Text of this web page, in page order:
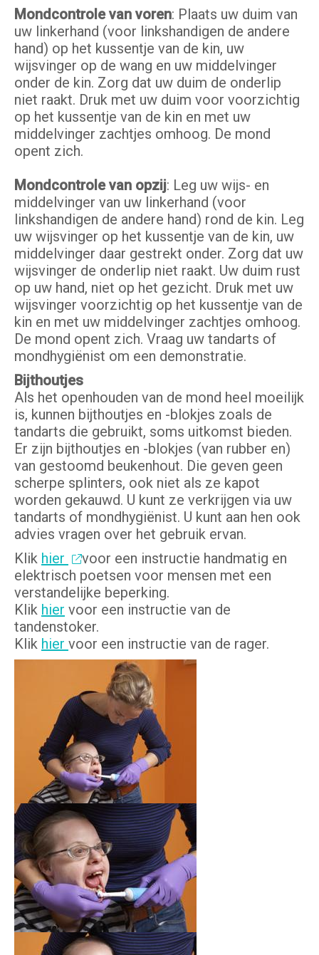
Mondcontrole van voren: Plaats uw duim van
uw linkerhand (voor linkshandigen de andere
hand) op het kussentje van de kin, uw
wijsvinger op de wang en uw middelvinger
onder de kin. Zorg dat uw duim de onderlip
niet raakt. Druk met uw duim voor voorzichtig
op het kussentje van de kin en met uw
middelvinger zachtjes omhoog. De mond
opent zich.
Mondcontrole van opzij: Leg uw wijs- en
middelvinger van uw linkerhand (voor
linkshandigen de andere hand) rond de kin. Leg
uw wijsvinger op het kussentje van de kin, uw
middelvinger daar gestrekt onder. Zorg dat uw
wijsvinger de onderlip niet raakt. Uw duim rust
op uw hand, niet op het gezicht. Druk met uw
wijsvinger voorzichtig op het kussentje van de
kin en met uw middelvinger zachtjes omhoog.
De mond opent zich. Vraag uw tandarts of
mondhygiënist om een demonstratie.
Bijthoutjes
Als het openhouden van de mond heel moeilijk
is, kunnen bijthoutjes en -blokjes zoals de
tandarts die gebruikt, soms uitkomst bieden.
Er zijn bijthoutjes en -blokjes (van rubber en)
van gestoomd beukenhout. Die geven geen
scherpe splinters, ook niet als ze kapot
worden gekauwd. U kunt ze verkrijgen via uw
tandarts of mondhygiënist. U kunt aan hen ook
advies vragen over het gebruik ervan.
Klik hier
voor een instructie handmatig en
elektrisch poetsen voor mensen met een
verstandelijke beperking.
Klik hier voor een instructie van de
tandenstoker.
Klik hier voor een instructie van de rager.